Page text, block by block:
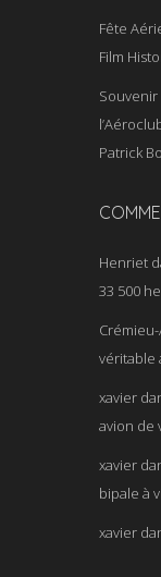
Fête
Film
Patrick
Henriet
33 500
véritable
xavier
avion de
xavier
bipale à
xavier